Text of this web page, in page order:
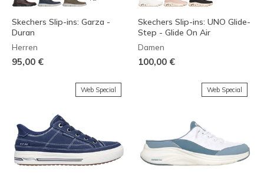
Skechers Slip-ins: Garza -
Duran
Herren
95,00 €
Skechers Slip-ins: UNO Glide-
Step - Glide On Air
Damen
100,00 €
Web Special Web Special